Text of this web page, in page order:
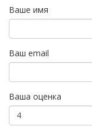
Ваше имя
Ваш email
Ваша оценка